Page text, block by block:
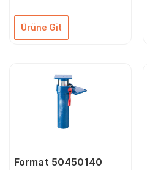
Ürüne Git
Format 50450140